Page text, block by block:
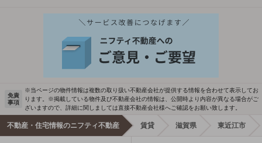
免責
事項
※当ページの物件情報は複数の取り扱い不動産会社が提供する情報を合わせて表示してお
ります。※掲載している物件及び不動産会社の情報は、公開時より内容が異なる場合がご
ざいますので、詳細に関しましては直接不動産会社様へご確認をお願い致します。
不動産・住宅情報のニフティ不動産 賃貸 滋賀県 東近江市